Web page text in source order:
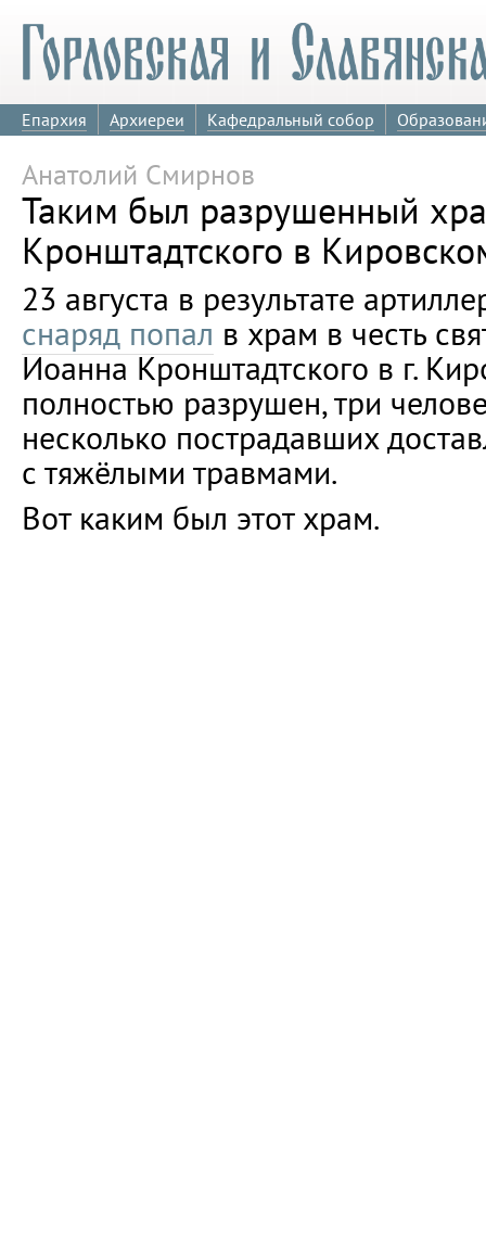
Епархия Архиереи Кафедральный собор
Анатолий Смирнов
Таким был разрушенный
Кронштадтского в
23 августа в результате
снаряд попал в храм в честь
Иоанна Кронштадтского в г.
полностью разрушен, три
несколько пострадавших
с тяжёлыми травмами.
Вот каким был этот храм.